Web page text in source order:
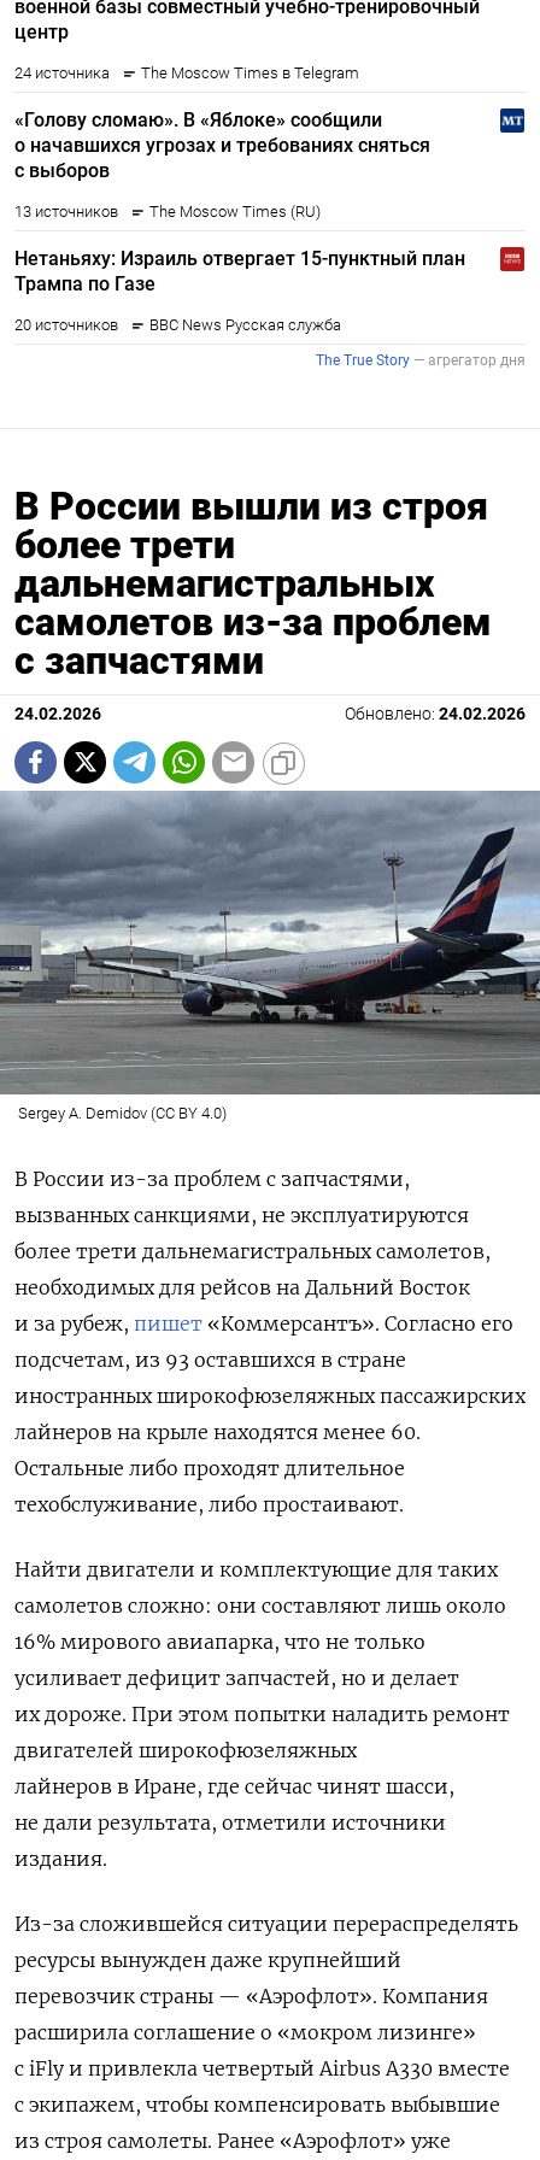
В России вышли из строя
более трети
дальнемагистральных
самолетов из-за проблем
с запчастями
24.02.2026 Обновлено: 24.02.2026
Sergey A. Demidov (CC BY 4.0)
В России из-за проблем с запчастями,
вызванных санкциями, не эксплуатируются
более трети дальнемагистральных самолетов,
необходимых для рейсов на Дальний Восток
и за рубеж, пишет «Коммерсантъ». Согласно его
подсчетам, из 93 оставшихся в стране
иностранных широкофюзеляжных пассажирских
лайнеров на крыле находятся менее 60.
Остальные либо проходят длительное
техобслуживание, либо простаивают.
Найти двигатели и комплектующие для таких
самолетов сложно: они составляют лишь около
16% мирового авиапарка, что не только
усиливает дефицит запчастей, но и делает
их дороже. При этом попытки наладить ремонт
двигателей широкофюзеляжных
лайнеров в Иране, где сейчас чинят шасси,
не дали результата, отметили источники
издания.
Из-за сложившейся ситуации перераспределять
ресурсы вынужден даже крупнейший
перевозчик страны — «Аэрофлот». Компания
расширила соглашение о «мокром лизинге»
с iFly и привлекла четвертый Airbus A330 вместе
с экипажем, чтобы компенсировать выбывшие
из строя самолеты. Ранее «Аэрофлот» уже